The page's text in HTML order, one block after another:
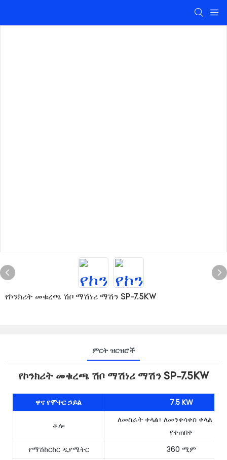
የኮንክሪት መቁረጫ ሽቦ ማሽነሪ ማሽን SP-7.5KW
ምርት ዝርዝሮች
የኮንክሪት መቁረጫ ሽቦ ማሽነሪ ማሽን SP-7.5KW
ዋና የሞተር ኃይል 7.5 KW
ቶሎ
ለመስራት ቀላል፣ ለመንቀሳቀስ ቀላል እና
የተጠበቀ
የማሽከርከር ዲያሜትር
360 ሚም